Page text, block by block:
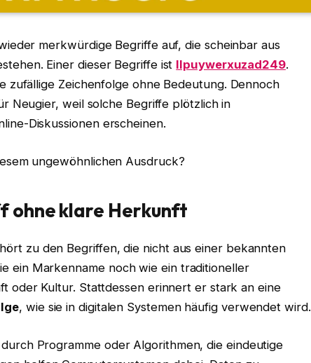
merkwürdige Begriffe auf, die scheinbar aus
Einer dieser Begriffe ist llpuywerxuzad249.
zufällige Zeichenfolge ohne Bedeutung. Dennoch
Neugier, weil solche Begriffe plötzlich in
Diskussionen erscheinen.
ungewöhnlichen Ausdruck?
ohne klare Herkunft
zu den Begriffen, die nicht aus einer bekannten
ein Markenname noch wie ein traditioneller
oder Kultur. Stattdessen erinnert er stark an eine
, wie sie in digitalen Systemen häufig verwendet wird.
Programme oder Algorithmen, die eindeutige